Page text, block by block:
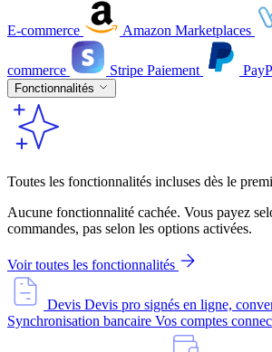
E-commerce Amazon Marketplaces
commerce Stripe Paiement
Fonctionnalités
Toutes les fonctionnalités incluses dès le
Aucune fonctionnalité cachée. Vous payez
commandes, pas selon les options activées.
Voir toutes les fonctionnalités
Devis Devis pro signés en ligne,
Synchronisation bancaire Vos comptes